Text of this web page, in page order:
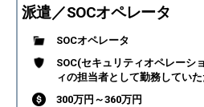
派遣／SOCオペレータ
SOCオペレータ
SOC(セキュリティオペレーシ
ィの担当者として勤務してい
300万円～360万円